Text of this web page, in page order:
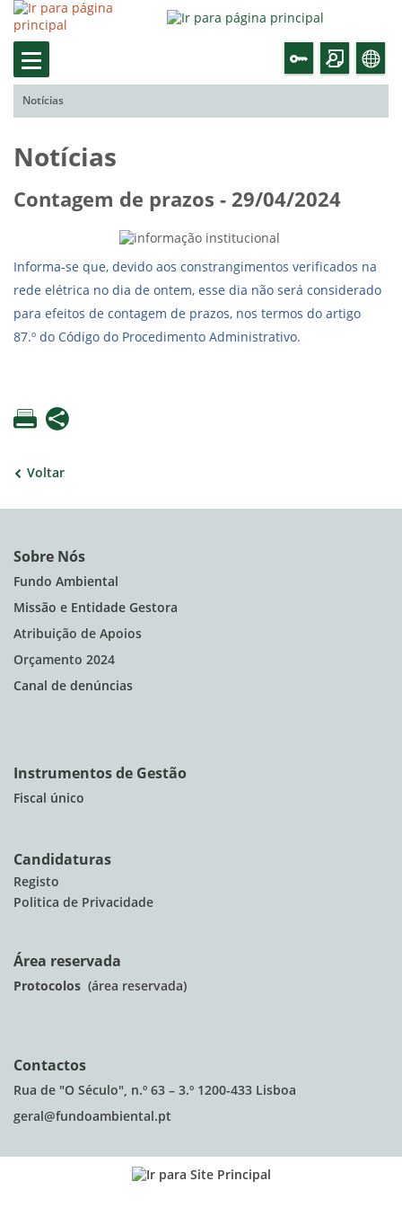
Notícias
Notícias
Contagem de prazos - 29/04/2024
Informa-se que, devido aos constrangimentos verificados na
rede elétrica no dia de ontem, esse dia não será considerado
para efeitos de contagem de prazos, nos termos do artigo
87.º do Código do Procedimento Administrativo.
Voltar
Sobre Nós
Fundo Ambiental
Missão e Entidade Gestora
Atribuição de Apoios
Orçamento 2024
Canal de denúncias
Instrumentos de Gestão
Fiscal único
Candidaturas
Registo
Politica de Privacidade
Área reservada
Protocolos (área reservada)
Contactos
Rua de "O Século", n.º 63 – 3.º 1200-433 Lisboa
geral@fundoambiental.pt